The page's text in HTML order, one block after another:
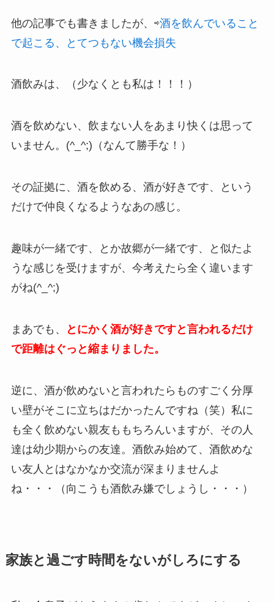
他の記事でも書きましたが、⇨酒を飲んでいること
で起こる、とてつもない機会損失
酒飲みは、（少なくとも私は！！！）
酒を飲めない、飲まない人をあまり快くは思って
いません。(^_^;)（なんて勝手な！）
その証拠に、酒を飲める、酒が好きです、という
だけで仲良くなるようなあの感じ。
趣味が一緒です、とか故郷が一緒です、と似たよ
うな感じを受けますが、今考えたら全く違います
がね(^_^;)
まあでも、
とにかく酒が好きですと言われるだけ
で距離はぐっと縮まりました。
逆に、酒が飲めないと言われたらものすごく分厚
い壁がそこに立ちはだかったんですね（笑）私に
も全く飲めない親友ももちろんいますが、その人
達は幼少期からの友達。酒飲み始めて、酒飲めな
い友人とはなかなか交流が深まりませんよ
ね・・・（向こうも酒飲み嫌でしょうし・・・）
家族と過ごす時間をないがしろにする